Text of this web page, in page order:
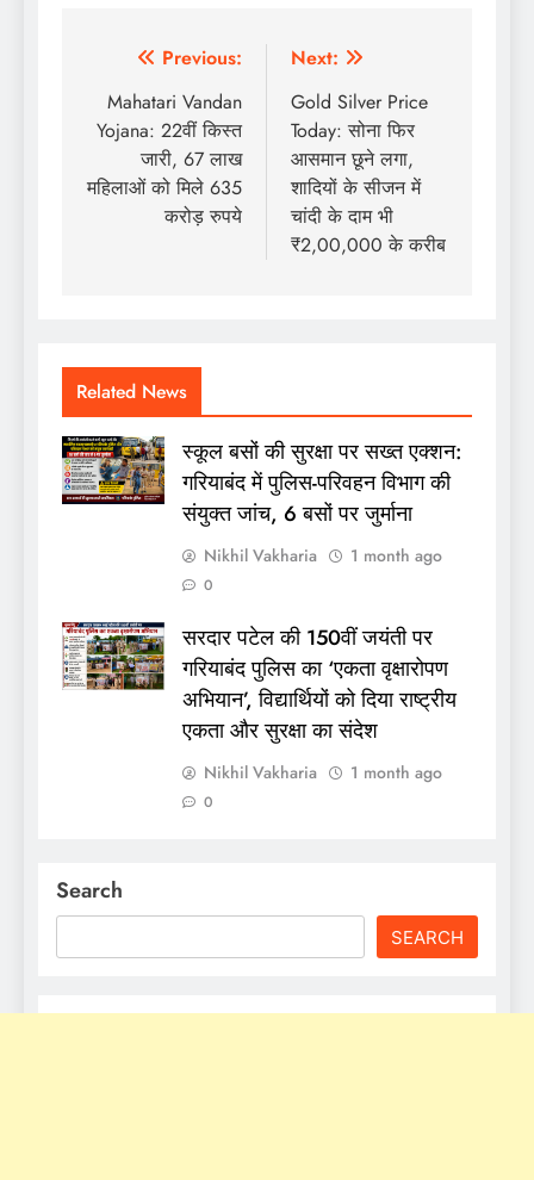
Post
navigation
Previous:
Mahatari Vandan
Yojana: 22वीं किस्त
जारी, 67 लाख
महिलाओं को मिले 635
करोड़ रुपये
Next:
Gold Silver Price
Today: सोना फिर
आसमान छूने लगा,
शादियों के सीजन में
चांदी के दाम भी
₹2,00,000 के करीब
Related News
स्कूल बसों की सुरक्षा पर सख्त एक्शन:
गरियाबंद में पुलिस-परिवहन विभाग की
संयुक्त जांच, 6 बसों पर जुर्माना
Nikhil Vakharia 1 month ago
0
सरदार पटेल की 150वीं जयंती पर
गरियाबंद पुलिस का ‘एकता वृक्षारोपण
अभियान’, विद्यार्थियों को दिया राष्ट्रीय
एकता और सुरक्षा का संदेश
Nikhil Vakharia 1 month ago
0
Search
SEARCH